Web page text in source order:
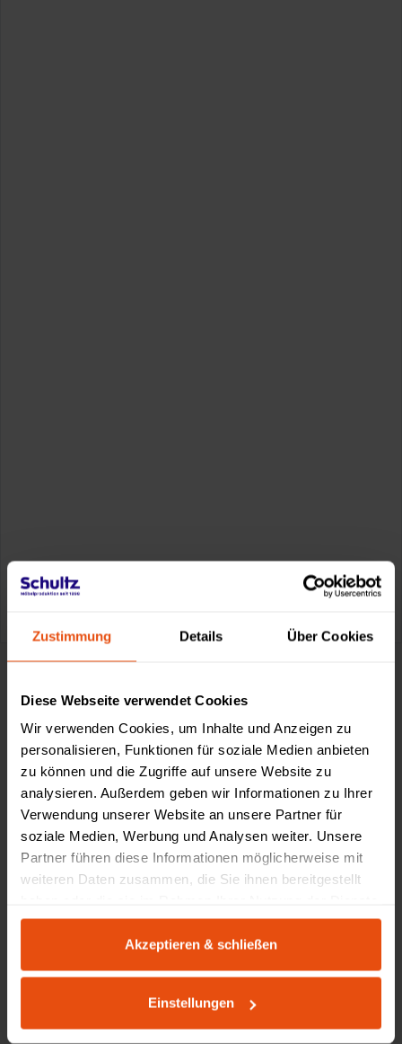
Zustimmung Details Über Cookies
Diese Webseite verwendet Cookies
Wir verwenden Cookies, um Inhalte und Anzeigen zu
personalisieren, Funktionen für soziale Medien anbieten
zu können und die Zugriffe auf unsere Website zu
analysieren. Außerdem geben wir Informationen zu Ihrer
Verwendung unserer Website an unsere Partner für
soziale Medien, Werbung und Analysen weiter. Unsere
Partner führen diese Informationen möglicherweise mit
weiteren Daten zusammen, die Sie ihnen bereitgestellt
gesammelt haben.
Akzeptieren & schließen
Einstellungen
service@schultz.de
Made by Schultz